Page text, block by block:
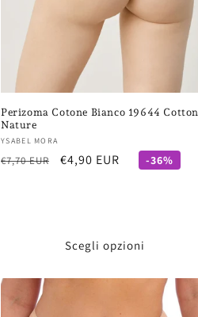
Perizoma Cotone Bianco 19644 Cotton
Nature
Fornitore:
YSABEL MORA
Prezzo
€7,70 EUR
Prezzo
€4,90 EUR -36%
Scegli opzioni